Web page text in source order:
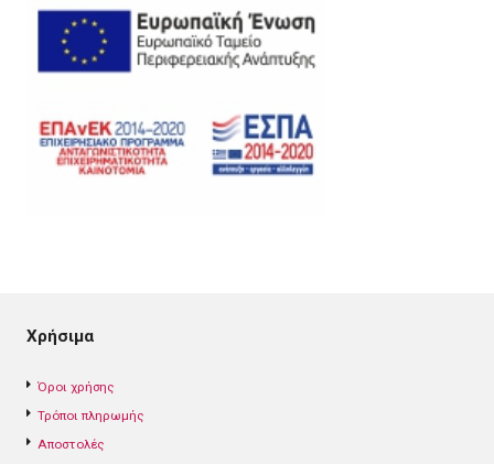
Χρήσιμα
Όροι χρήσης
Τρόποι πληρωμής
Αποστολές